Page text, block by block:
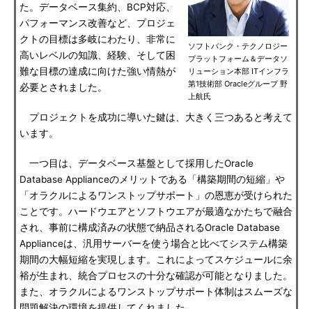
ソフトバンク・テクノロジー
プラットフォーム＆データソ
リューション本部 ITインフラ
第1技術部 Oracleグループ 野
上航氏
た。データベース集約、BCP対応、
パフォーマンス改善など、プロジェ
クトの目標は多岐にわたり、非常に
高いレベルの知識、経験、そして困
難な目標の達成に向けた強い情熱が
必要とされました。
プロジェクトを成功に導いた鍵は、大きく三つあると考えて
います。
一つ目は、データベース基盤として採用したOracle
Database Applianceのメリットである「構築期間の短縮」や
「オラクルによるワンストップサポート」の恩恵が受けられた
ことです。ハードウエアとソフトウエアが最適なかたちで融合
され、事前に構成済みの状態で納品されるOracle Database
Applianceは、汎用サーバーを使う場合と比べてシステム構築
期間の大幅短縮を実現します。これによってスケジュールに余
裕が生まれ、統合プロセスの十分な確認が可能となりました。
また、オラクルによるワンストップサポート体制はスムーズな